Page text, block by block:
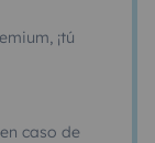
¡tú
caso de